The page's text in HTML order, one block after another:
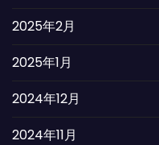
2025年2月
2025年1月
2024年12月
2024年11月